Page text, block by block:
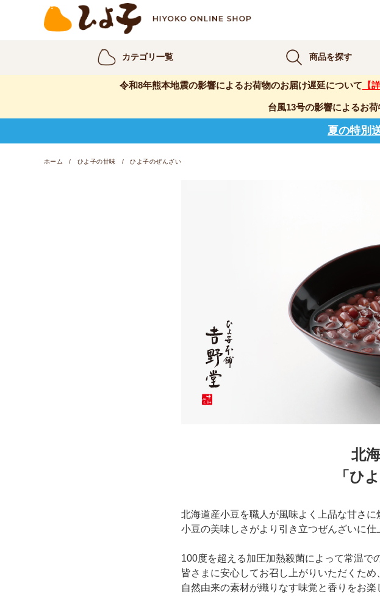
カテゴリ一覧 商品を探す
令和8年熊本地震の影響によるお荷物のお届け遅延について 【
台風13号の影響によるお
夏の特別
ホーム ひよ子の甘味 ひよ子のぜんざい
北
「ひ
北海道産小豆を職人が風味よく上品な甘さに
小豆の美味しさがより引き立つぜんざいに仕
100度を超える加圧加熱殺菌によって常温で
皆さまに安心してお召し上がりいただくため
自然由来の素材が織りなす味覚と香りをお楽